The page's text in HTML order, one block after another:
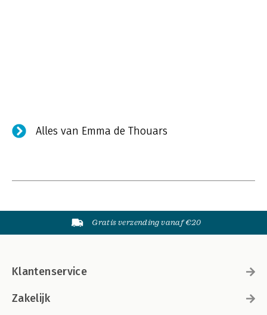
Alles van Emma de Thouars
Gratis verzending vanaf €20
Klantenservice
Zakelijk